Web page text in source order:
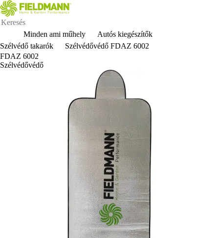
Minden ami műhely
Autós kiegészítők
Szélvédő takarók
Szélvédővédő FDAZ 6002
FDAZ 6002
Szélvédővédő